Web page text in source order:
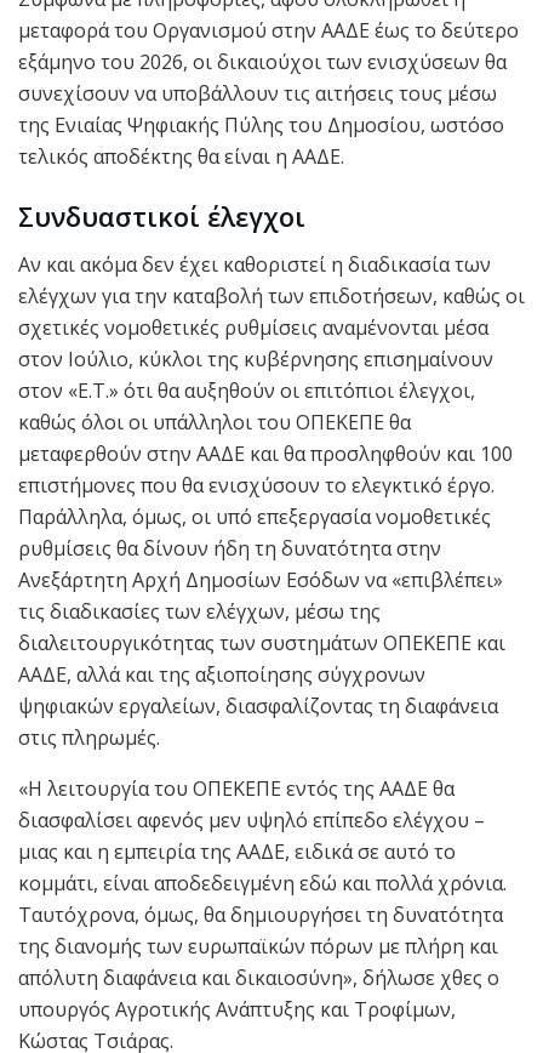
μεταφορά του Οργανισμού στην ΑΑΔΕ έως το δεύτερο
εξάμηνο του 2026, οι δικαιούχοι των ενισχύσεων θα
συνεχίσουν να υποβάλλουν τις αιτήσεις τους μέσω
της Ενιαίας Ψηφιακής Πύλης του Δημοσίου, ωστόσο
τελικός αποδέκτης θα είναι η ΑΑΔΕ.
Συνδυαστικοί έλεγχοι
Αν και ακόμα δεν έχει καθοριστεί η διαδικασία των
ελέγχων για την καταβολή των επιδοτήσεων, καθώς οι
σχετικές νομοθετικές ρυθμίσεις αναμένονται μέσα
στον Ιούλιο, κύκλοι της κυβέρνησης επισημαίνουν
στον «Ε.Τ.» ότι θα αυξηθούν οι επιτόπιοι έλεγχοι,
καθώς όλοι οι υπάλληλοι του ΟΠΕΚΕΠΕ θα
μεταφερθούν στην ΑΑΔΕ και θα προσληφθούν και 100
επιστήμονες που θα ενισχύσουν το ελεγκτικό έργο.
Παράλληλα, όμως, οι υπό επεξεργασία νομοθετικές
ρυθμίσεις θα δίνουν ήδη τη δυνατότητα στην
Ανεξάρτητη Αρχή Δημοσίων Εσόδων να «επιβλέπει»
τις διαδικασίες των ελέγχων, μέσω της
διαλειτουργικότητας των συστημάτων ΟΠΕΚΕΠΕ και
ΑΑΔΕ, αλλά και της αξιοποίησης σύγχρονων
ψηφιακών εργαλείων, διασφαλίζοντας τη διαφάνεια
στις πληρωμές.
«Η λειτουργία του ΟΠΕΚΕΠΕ εντός της ΑΑΔΕ θα
διασφαλίσει αφενός μεν υψηλό επίπεδο ελέγχου –
μιας και η εμπειρία της ΑΑΔΕ, ειδικά σε αυτό το
κομμάτι, είναι αποδεδειγμένη εδώ και πολλά χρόνια.
Ταυτόχρονα, όμως, θα δημιουργήσει τη δυνατότητα
της διανομής των ευρωπαϊκών πόρων με πλήρη και
απόλυτη διαφάνεια και δικαιοσύνη», δήλωσε χθες ο
υπουργός Αγροτικής Ανάπτυξης και Τροφίμων,
Κώστας Τσιάρας.